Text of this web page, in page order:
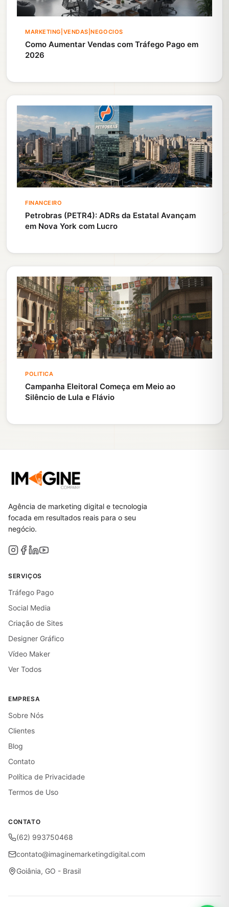
MARKETING|VENDAS|NEGOCIOS
Como Aumentar Vendas com Tráfego Pago em
2026
FINANCEIRO
Petrobras (PETR4): ADRs da Estatal Avançam
em Nova York com Lucro
POLITICA
Campanha Eleitoral Começa em Meio ao
Silêncio de Lula e Flávio
Agência de marketing digital e tecnologia
focada em resultados reais para o seu
negócio.
SERVIÇOS
Tráfego Pago
Social Media
Criação de Sites
Designer Gráfico
Vídeo Maker
Ver Todos
EMPRESA
Sobre Nós
Clientes
Blog
Contato
Política de Privacidade
Termos de Uso
CONTATO
(62) 993750468
contato@imaginemarketingdigital.com
Goiânia, GO - Brasil